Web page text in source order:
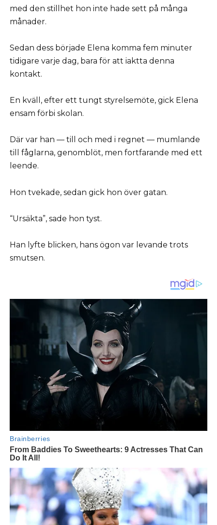
med den stillhet hon inte hade sett på många
månader.
Sedan dess började Elena komma fem minuter
tidigare varje dag, bara för att iaktta denna
kontakt.
En kväll, efter ett tungt styrelsemöte, gick Elena
ensam förbi skolan.
Där var han — till och med i regnet — mumlande
till fåglarna, genomblöt, men fortfarande med ett
leende.
Hon tvekade, sedan gick hon över gatan.
“Ursäkta”, sade hon tyst.
Han lyfte blicken, hans ögon var levande trots
smutsen.